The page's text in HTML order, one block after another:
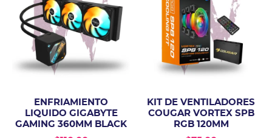
ENFRIAMIENTO
LIQUIDO GIGABYTE
GAMING 360MM BLACK
KIT DE VENTILADORES
COUGAR VORTEX SPB
RGB 120MM